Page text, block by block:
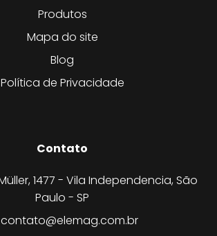
Produtos
Mapa do site
Blog
Política de Privacidade
Contato
1477 - Vila Independencia, São
Paulo - SP